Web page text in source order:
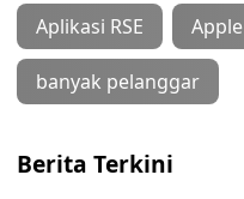
Aplikasi RSE Apple
banyak pelanggar
Berita Terkini